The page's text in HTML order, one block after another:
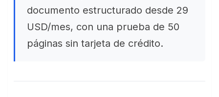
documento estructurado desde 29
USD/mes, con una prueba de 50
páginas sin tarjeta de crédito.